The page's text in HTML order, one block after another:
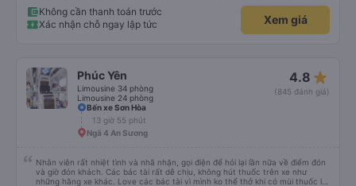
Không cần thanh toán trước
Xác nhận chỗ ngay lập tức
Xem giá
Phúc Yên
Limousine 34 phòng
Limousine 24 phòng
4.8 star_rate
(845 đánh giá)
Bến xe Sơn Hòa
13 giờ 55 phút
Ngã 4 An Sương
Nhân viên rất nhiệt tình và nhã nhặn, gọi điện để hỏi lại lần nữa về điểm đón
và giờ đón khách. Các bác tài rất dễ chịu, không hút thuốc trên xe như
những hãng xe khác. Love các bác tài vì mình ko thể thở khi có mùi thuốc lá.